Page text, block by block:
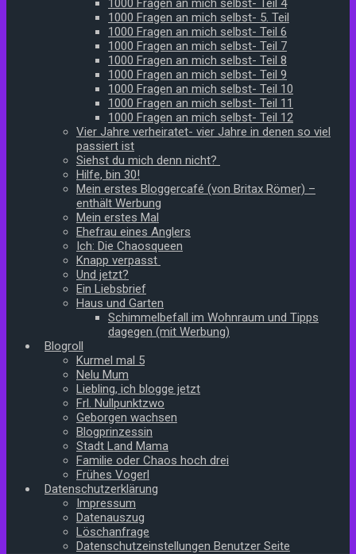
1000 Fragen an mich selbst- Teil 4
1000 Fragen an mich selbst- 5. Teil
1000 Fragen an mich selbst- Teil 6
1000 Fragen an mich selbst- Teil 7
1000 Fragen an mich selbst- Teil 8
1000 Fragen an mich selbst- Teil 9
1000 Fragen an mich selbst- Teil 10
1000 Fragen an mich selbst- Teil 11
1000 Fragen an mich selbst- Teil 12
Vier Jahre verheiratet- vier Jahre in denen so viel
passiert ist
Siehst du mich denn nicht?
Hilfe, bin 30!
Mein erstes Bloggercafé (von Britax Römer) –
enthält Werbung
Mein erstes Mal
Ehefrau eines Anglers
Ich: Die Chaosqueen
Knapp verpasst
Und jetzt?
Ein Liebsbrief
Haus und Garten
Schimmelbefall im Wohnraum und Tipps
dagegen (mit Werbung)
Blogroll
Kurmel mal 5
Nelu Mum
Liebling, ich blogge jetzt
Frl. Nullpunktzwo
Geborgen wachsen
Blogprinzessin
Stadt Land Mama
Familie oder Chaos hoch drei
Frühes Vogerl
Datenschutzerklärung
Impressum
Datenauszug
Löschanfrage
Datenschutzeinstellungen Benutzer Seite